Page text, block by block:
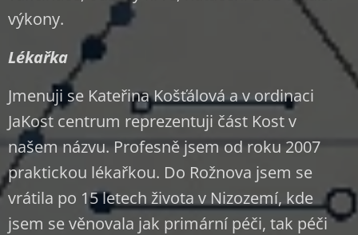
výkony.
Lékařka
Jmenuji se Kateřina Košťálová a v ordinaci
JaKost centrum reprezentuji část Kost v
našem názvu. Profesně jsem od roku 2007
praktickou lékařkou. Do Rožnova jsem se
vrátila po 15 letech života v Nizozemí, kde
jsem se věnovala jak primární péči, tak péči